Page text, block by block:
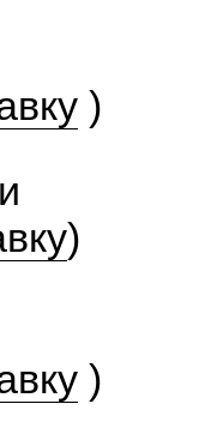
)
)
)